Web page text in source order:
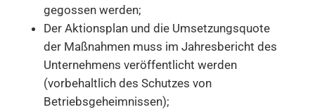
gegossen werden;
Der Aktionsplan und die Umsetzungsquote
der Maßnahmen muss im Jahresbericht des
Unternehmens veröffentlicht werden
(vorbehaltlich des Schutzes von
Betriebsgeheimnissen);